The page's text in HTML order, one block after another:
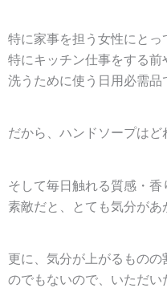
特に家事を担う女性にとっ
特にキッチン仕事をする
洗うために使う日用必需品
だから、ハンドソープはど
そして毎日触れる質感・
素敵だと、とても気分があ
更に、気分が上がるもの
のでもないので、いただい